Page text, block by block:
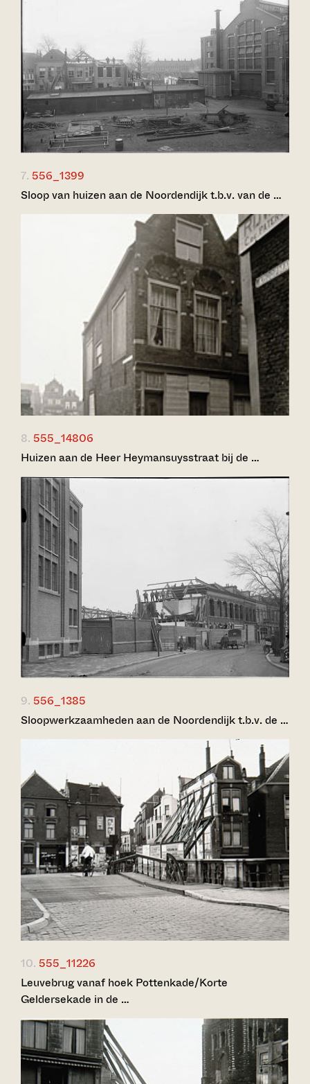
7. 556_1399
Sloop van huizen aan de Noordendijk t.b.v. van de …
8. 555_14806
Huizen aan de Heer Heymansuysstraat bij de …
9. 556_1385
Sloopwerkzaamheden aan de Noordendijk t.b.v. de …
10. 555_11226
Leuvebrug vanaf hoek Pottenkade/Korte
Geldersekade in de …